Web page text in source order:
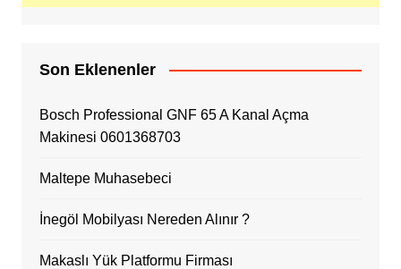
Son Eklenenler
Bosch Professional GNF 65 A Kanal Açma
Makinesi 0601368703
Maltepe Muhasebeci
İnegöl Mobilyası Nereden Alınır ?
Makaslı Yük Platformu Firması